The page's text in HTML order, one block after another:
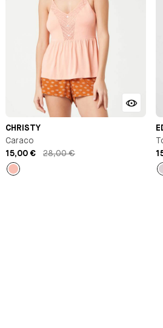
CHRISTY
Caraco
15,00 €
28,00 €
Rose